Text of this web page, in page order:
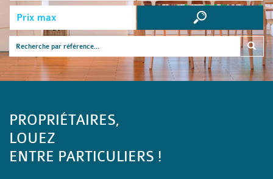
PROPRIÉTAIRES,
LOUEZ
ENTRE PARTICULIERS !